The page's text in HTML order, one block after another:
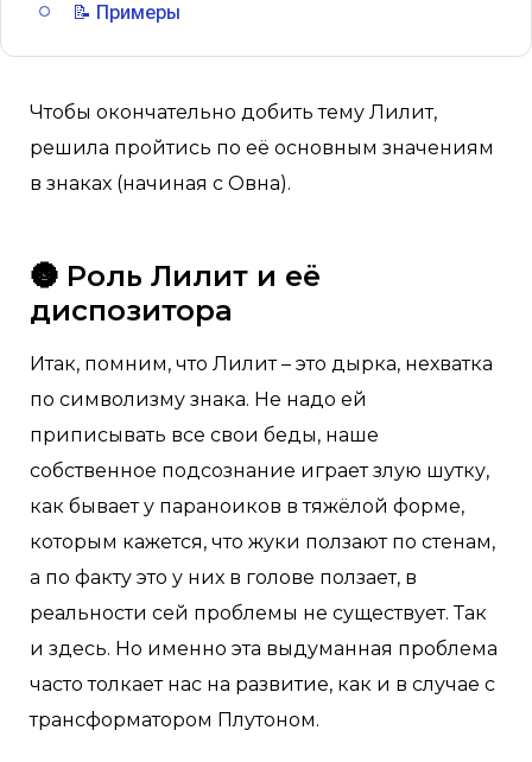
📝 Примеры
Чтобы окончательно добить тему Лилит,
решила пройтись по её основным значениям
в знаках (начиная с Овна).
🌚 Роль Лилит и её
диспозитора
Итак, помним, что Лилит – это дырка, нехватка
по символизму знака. Не надо ей
приписывать все свои беды, наше
собственное подсознание играет злую шутку,
как бывает у параноиков в тяжёлой форме,
которым кажется, что жуки ползают по стенам,
а по факту это у них в голове ползает, в
реальности сей проблемы не существует. Так
и здесь. Но именно эта выдуманная проблема
часто толкает нас на развитие, как и в случае с
трансформатором Плутоном.